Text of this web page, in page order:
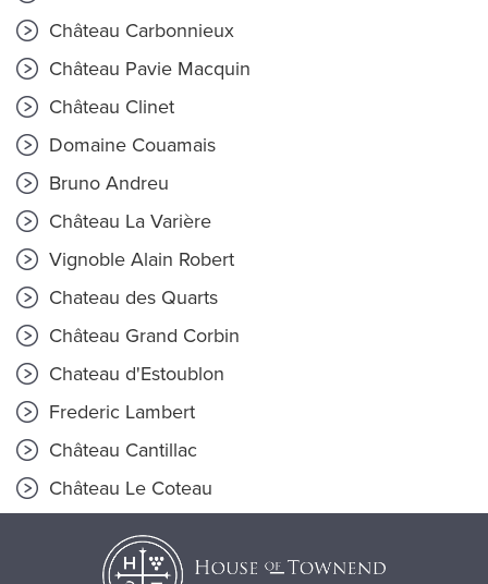
Château Carbonnieux
Château Pavie Macquin
Château Clinet
Domaine Couamais
Bruno Andreu
Château La Varière
Vignoble Alain Robert
Chateau des Quarts
Château Grand Corbin
Chateau d'Estoublon
Frederic Lambert
Château Cantillac
Château Le Coteau